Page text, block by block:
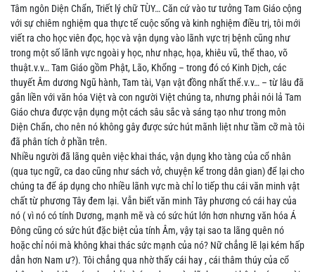
Tâm ngôn Diện Chẩn, Triết lý chữ TÙY… Căn cứ vào tư tưởng Tam Giáo cộng
với sự chiêm nghiệm qua thực tế cuộc sống và kinh nghiệm điều trị, tôi mới
viết ra cho học viên đọc, học và vận dụng vào lãnh vực trị bệnh cũng như
trong một số lãnh vực ngoài y học, như nhạc, họa, khiêu vũ, thể thao, võ
thuật.v.v… Tam Giáo gồm Phật, Lão, Khổng – trong đó có Kinh Dịch, các
thuyết Âm dương Ngũ hành, Tam tài, Vạn vật đồng nhất thể.v.v… – từ lâu đã
gắn liền với văn hóa Việt và con người Việt chúng ta, nhưng phải nói lả Tam
Giáo chưa được vận dụng một cách sâu sắc và sáng tạo như trong môn
Diện Chẩn, cho nên nó không gây được sức hút mãnh liệt như tầm cỡ mà tôi
đã phân tích ở phần trên.
Nhiều người đã lãng quên việc khai thác, vận dụng kho tàng của cổ nhân
(qua tục ngữ, ca dao cũng như sách vở, chuyện kể trong dân gian) để lại cho
chúng ta để áp dụng cho nhiều lãnh vực mà chỉ lo tiếp thu cái văn minh vật
chất từ phương Tây đem lại. Vẫn biết văn minh Tây phương có cái hay của
nó ( vì nó có tính Dương, mạnh mẽ và có sức hút lớn hơn nhưng văn hóa Á
Đông cũng có sức hút đặc biệt của tính Âm, vậy tại sao ta lãng quên nó
hoặc chỉ nói mà không khai thác sức mạnh của nó? Nữ chẳng lẽ lại kém hấp
dẫn hơn Nam ư?). Tôi chẳng qua nhờ thấy cái hay , cái thâm thúy của cổ